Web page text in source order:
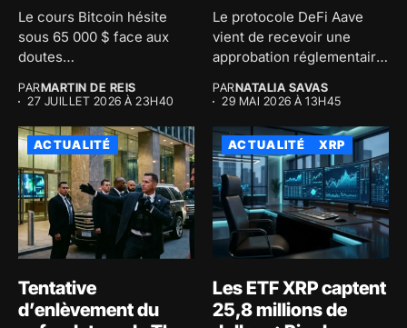
Le cours Bitcoin hésite
sous 65 000 $ face aux
doutes
PARMARTIN DE REIS
27 JUILLET 2026 À 23H40
Le protocole DeFi Aave
vient de recevoir une
approbation réglementaire
PARNATALIA SAVAS
29 MAI 2026 À 13H45
ACTUALITÉ
Tentative
d’enlèvement du
ACTUALITÉ XRP
Les ETF XRP captent
25,8 millions de